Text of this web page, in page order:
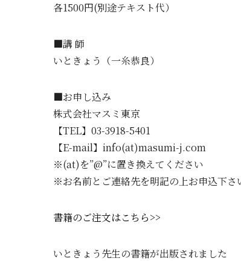
各1500円(別途テキスト代）
■講 師
いときょう（一糸恭良）
■お申し込み
株式会社マスミ東京
【TEL】03-3918-5401
【E-mail】info(at)masumi-j.com
※(at)を”@”に置き換えてください
※お名前とご連絡先を明記の上お申込下さ
書籍のご注文はこちら>>
いときょう先生の書籍が出版されました